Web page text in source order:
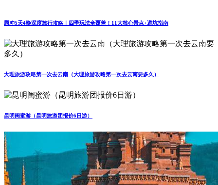
腾冲5天4晚深度旅行攻略｜四季玩法全覆盖！11大核心景点+避坑指南
大理旅游攻略第一次去云南（大理旅游攻略第一次去云南要多久）
昆明闺蜜游（昆明旅游团报价6日游）